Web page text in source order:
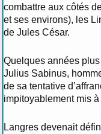
combattre aux côtés
et ses environs), les
de Jules César.
Quelques années
Julius Sabinus,
de sa tentative
impitoyablement mis
Langres devenait